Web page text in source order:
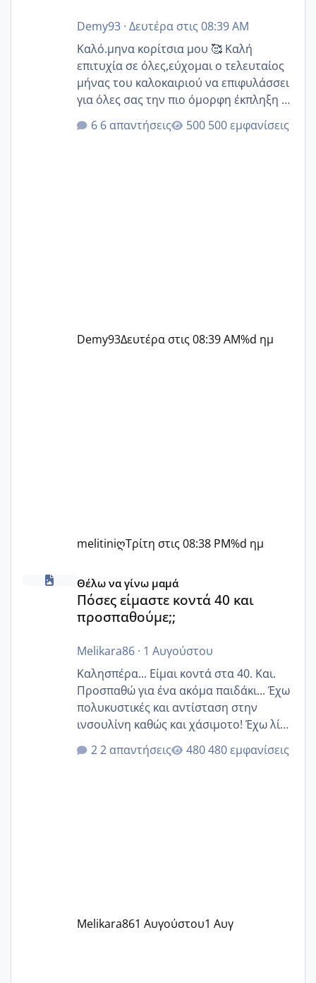
Demy93· Δευτέρα στις 08:39 AM
Καλό.μηνα κορίτσια μου 🥰 Καλή
επιτυχία σε όλες,εύχομαι ο τελευταίος
μήνας του καλοκαιριού να επιφυλάσσει
για όλες σας την πιο όμορφη έκπληξη 🧿
@Elk @Melikara86 @Παρασκευαιδου
@Zenia z @melitiniღ @Christi.D.
6 απαντήσεις 500 εμφανίσεις
Demy93Δευτέρα στις 08:39 AM%d ημ
melitiniღΤρίτη στις 08:38 PM%d ημ
Πόσες είμαστε κοντά 40 και προσπαθούμε;;
Θέλω να γίνω μαμά
Πόσες είμαστε κοντά 40 και
προσπαθούμε;;
Melikara86· 1 Αυγούστου
Καλησπέρα... Είμαι κοντά στα 40. Και.
Προσπαθώ για ένα ακόμα παιδάκι... Έχω
πολυκυστικές και αντίσταση στην
ινσουλίνη καθώς και χάσιμοτο! Έχω λίγα
κιλά παραπάνω και όσο κ αν προσπαθώ
δεν χάνω εύκολα! Προσπαθώ για ακόμη
2 απαντήσεις 480 εμφανίσεις
Melikara861 Αυγούστου1 Αυγ